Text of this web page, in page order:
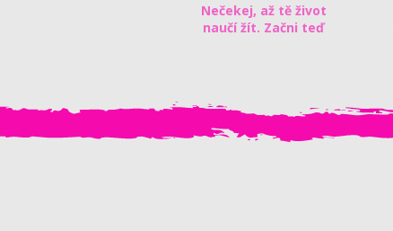
Nečekej, až tě život
naučí žít. Začni teď